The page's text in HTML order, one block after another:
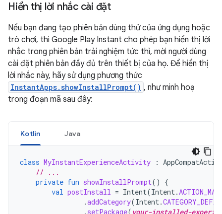
Hiển thị lời nhắc cài đặt
Nếu bạn đang tạo phiên bản dùng thử của ứng dụng hoặc
trò chơi, thì Google Play Instant cho phép bạn hiển thị lời
nhắc trong phiên bản trải nghiệm tức thì, mời người dùng
cài đặt phiên bản đầy đủ trên thiết bị của họ. Để hiển thị
lời nhắc này, hãy sử dụng phương thức
InstantApps.showInstallPrompt() , như minh hoạ
trong đoạn mã sau đây:
Kotlin Java
class MyInstantExperienceActivity :
// ...
private fun showInstallPrompt()
{
val postInstall = Intent(Intent.
.addCategory(Intent.
. setPackage( your-installed-